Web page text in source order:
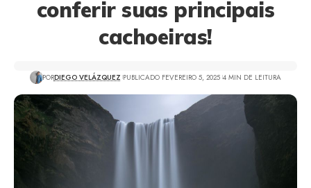
conferir suas principais
cachoeiras!
PORDIEGO VELÁZQUEZ PUBLICADO FEVEREIRO 5, 2025 4 MIN DE LEITURA